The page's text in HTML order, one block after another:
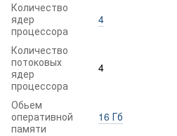
Количество
ядер
процессора
4
Количество
потоковых
ядер
процессора
4
Обьем
оперативной
памяти
16 Гб